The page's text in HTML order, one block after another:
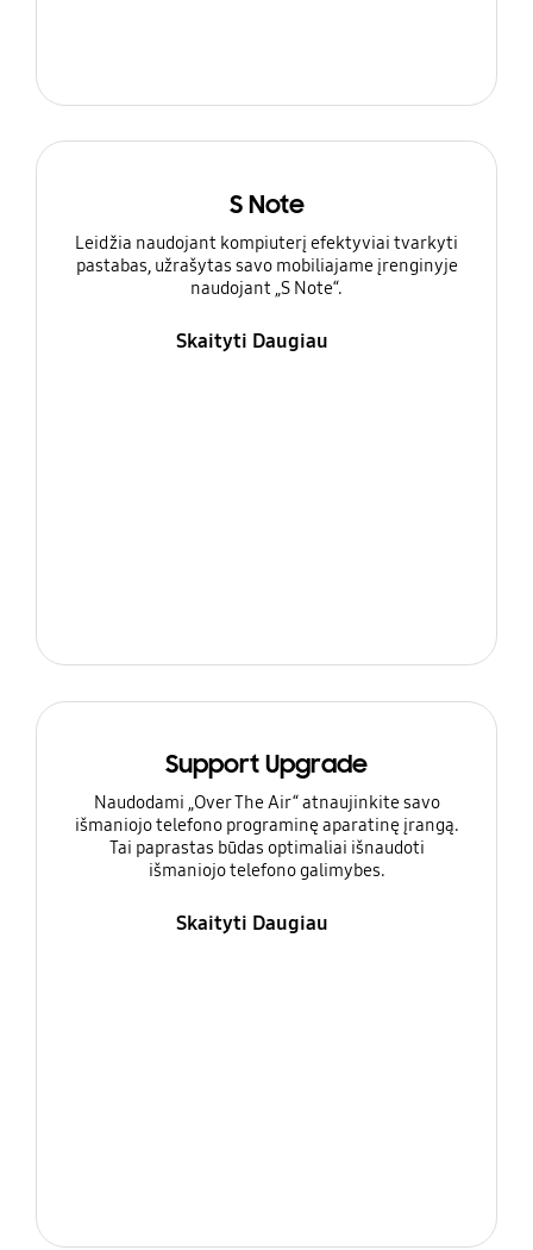
S Note
Leidžia naudojant kompiuterį efektyviai tvarkyti
pastabas, užrašytas savo mobiliajame įrenginyje
naudojant „S Note“.
Skaityti Daugiau
Support Upgrade
Naudodami „Over The Air“ atnaujinkite savo
išmaniojo telefono programinę aparatinę įrangą.
Tai paprastas būdas optimaliai išnaudoti
išmaniojo telefono galimybes.
Skaityti Daugiau